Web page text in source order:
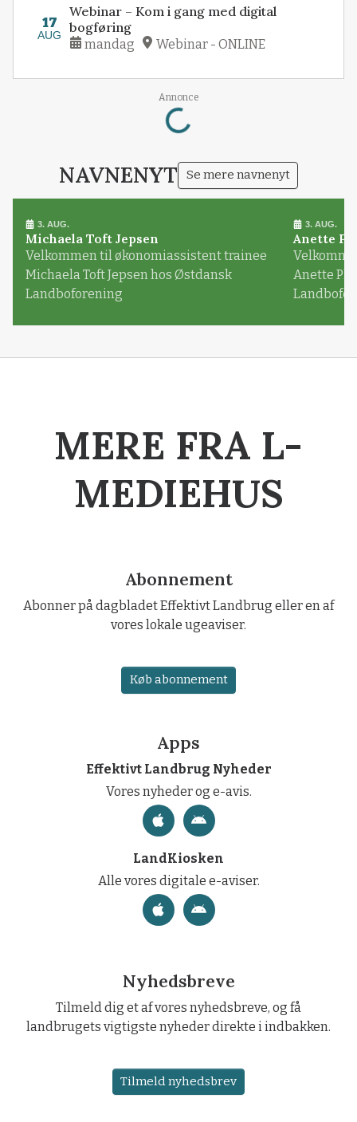
17
AUG
Webinar – Kom i gang med digital
bogføring
mandag Webinar - ONLINE
Annonce
Loading...
NAVNENYT Se mere navnenyt
3. AUG.
Michaela Toft Jepsen
Velkommen til økonomiassistent trainee
Michaela Toft Jepsen hos Østdansk
Landboforening
3. AUG.
Anette
Anette
MERE FRA L-
MEDIEHUS
Abonnement
Abonner på dagbladet Effektivt Landbrug eller en af
vores lokale ugeaviser.
Køb abonnement
Apps
Effektivt Landbrug Nyheder
Vores nyheder og e-avis.
LandKiosken
Alle vores digitale e-aviser.
Nyhedsbreve
Tilmeld dig et af vores nyhedsbreve, og få
landbrugets vigtigste nyheder direkte i indbakken.
Tilmeld nyhedsbrev